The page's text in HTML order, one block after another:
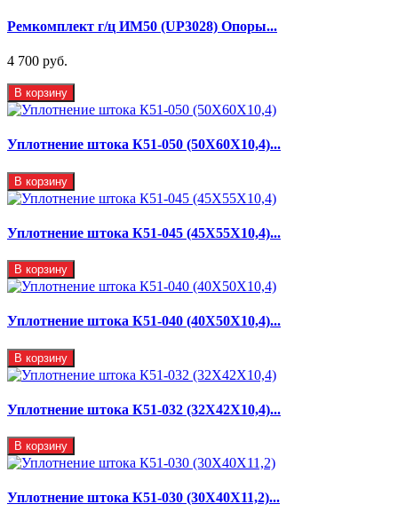
Ремкомплект г/ц ИМ50 (UP3028) Опоры...
4 700 руб.
В корзину
Уплотнение штока К51-050 (50Х60Х10,4)...
В корзину
Уплотнение штока К51-045 (45Х55Х10,4)...
В корзину
Уплотнение штока К51-040 (40Х50Х10,4)...
В корзину
Уплотнение штока К51-032 (32Х42Х10,4)...
В корзину
Уплотнение штока К51-030 (30Х40Х11,2)...